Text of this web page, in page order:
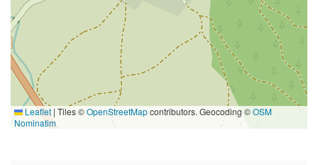
Leaflet |Tiles ©OpenStreetMapcontributors. Geocoding ©OSM
Nominatim